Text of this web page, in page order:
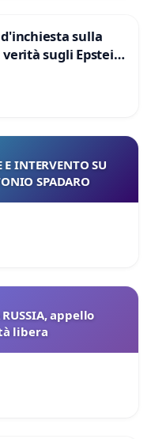
sulla
verità sugli Epstein
INTERVENTO SU
SPADARO
RUSSIA, appello
libera